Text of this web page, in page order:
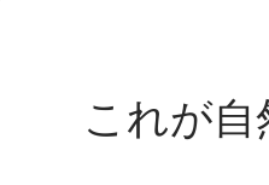
これが